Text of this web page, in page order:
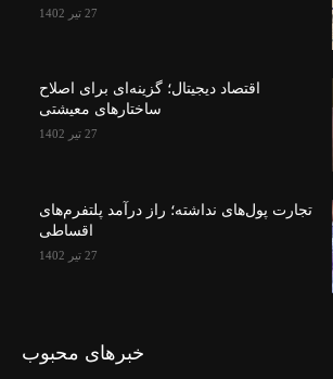
27 تیر 1402
اقتصاد دیجیتال؛ گزینه‌ای برای اصلاح
ساختارهای معیشتی
27 تیر 1402
تجارت پول‌های نداشته؛ راز درآمد پلتفرم‌های
اقساطی
27 تیر 1402
خبرهای محبوب